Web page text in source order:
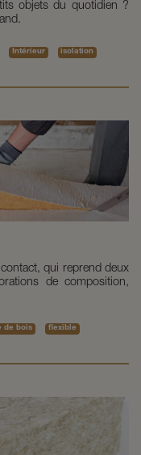
objets du quotidien ?
Intérieur
isolation
qui reprend deux
de composition,
de bois
flexible